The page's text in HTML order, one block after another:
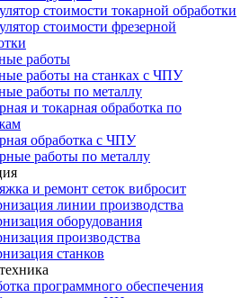
стоимости токарной обработки
стоимости фрезерной
работы
работы на станках с ЧПУ
работы по металлу
и токарная обработка по
обработка с ЧПУ
работы по металлу
и ремонт сеток вибросит
линии производства
оборудования
производства
станков
программного обеспечения